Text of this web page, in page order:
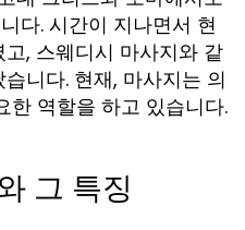
다. 시간이 지나면서 현
, 스웨디시 마사지와 같
니다. 현재, 마사지는 의
한 역할을 하고 있습니다.
그 특징